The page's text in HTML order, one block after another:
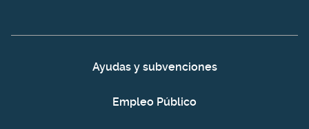
Ayudas y subvenciones
Empleo Público